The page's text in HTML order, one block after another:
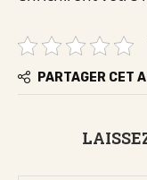
PARTAGER CET